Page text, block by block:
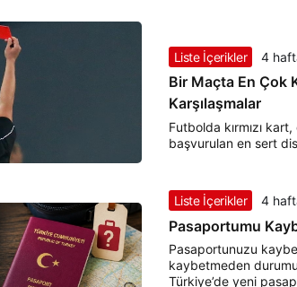
Liste İçerikler 4
Bir Maçta En Çok
Karşılaşmalar
Futbolda kırmızı
başvurulan en sert
Liste İçerikler 4
Pasaportumu
Pasaportunuzu
kaybetmeden
Türkiye’de yeni